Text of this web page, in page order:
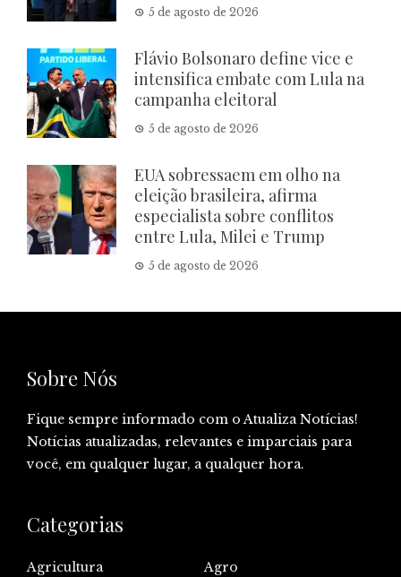
5 de agosto de 2026
Flávio Bolsonaro define vice e
intensifica embate com Lula na
campanha eleitoral
5 de agosto de 2026
EUA sobressaem em olho na
eleição brasileira, afirma
especialista sobre conflitos
entre Lula, Milei e Trump
5 de agosto de 2026
Sobre Nós
Fique sempre informado com o Atualiza Notícias!
Notícias atualizadas, relevantes e imparciais para
você, em qualquer lugar, a qualquer hora.
Categorias
Agricultura
Agro